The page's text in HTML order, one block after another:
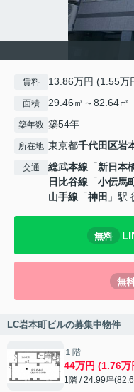
賃料 13.86万円 (1.55
面積 29.46㎡～82.64㎡
築年数 築54年
所在地 東京都千代田区岩
交通 総武本線 「新日本
日比谷線 「小伝馬
山手線 「神田 」駅
無料
無
LC岩本町ビルの募集中物件
１階
44万円 (1.76万
1階 / 24.99坪